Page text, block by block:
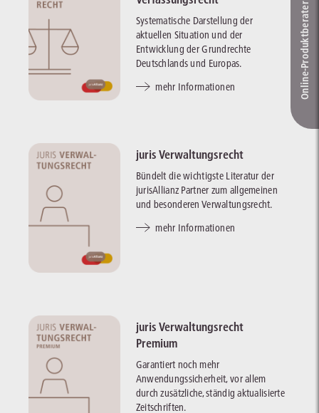
Systematische Darstellung der
aktuellen Situation und der
Entwicklung der Grundrechte
Deutschlands und Europas.
mehr Informationen
juris Verwaltungsrecht
Bündelt die wichtigste Literatur der
jurisAllianz Partner zum allgemeinen
und besonderen Verwaltungsrecht.
mehr Informationen
juris Verwaltungsrecht
Premium
Garantiert noch mehr
Anwendungssicherheit, vor allem
durch zusätzliche, ständig aktualisierte
Zeitschriften.
Online-Produkt­berater